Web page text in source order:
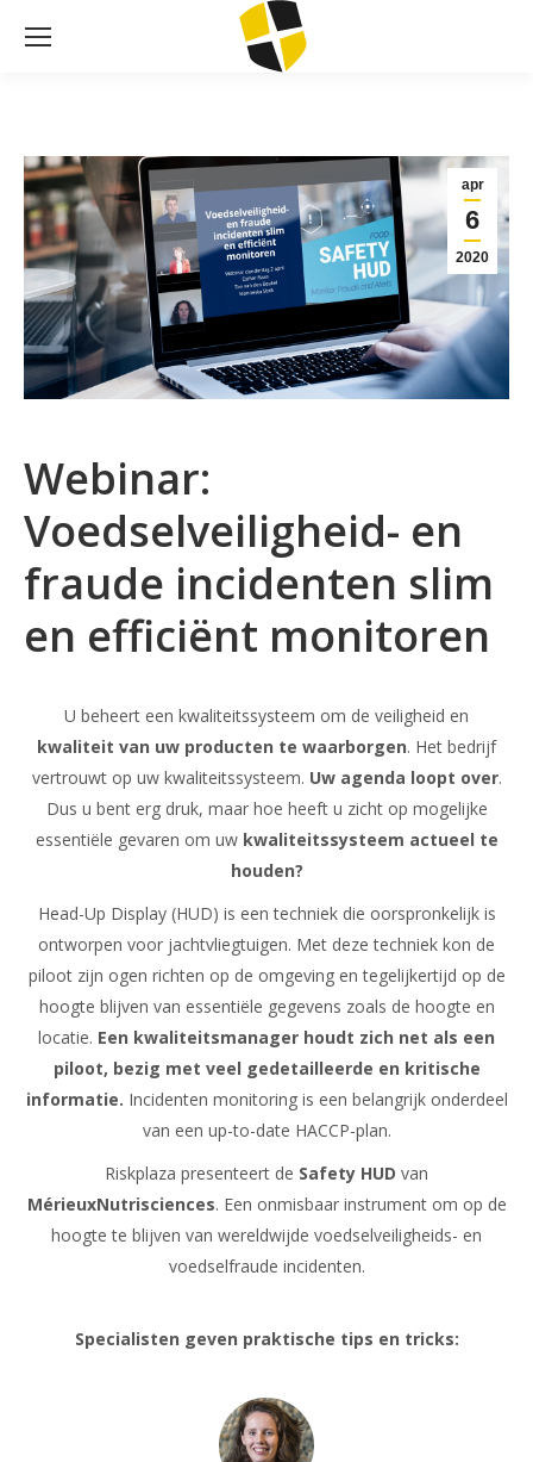
apr
6
2020
Webinar:
Voedselveiligheid- en
fraude incidenten slim
en efficiënt monitoren
U beheert een kwaliteitssysteem om de veiligheid en
kwaliteit van uw producten te waarborgen. Het bedrijf
vertrouwt op uw kwaliteitssysteem. Uw agenda loopt over.
Dus u bent erg druk, maar hoe heeft u zicht op mogelijke
essentiële gevaren om uw kwaliteitssysteem actueel te
houden?
Head-Up Display (HUD) is een techniek die oorspronkelijk is
ontworpen voor jachtvliegtuigen. Met deze techniek kon de
piloot zijn ogen richten op de omgeving en tegelijkertijd op de
hoogte blijven van essentiële gegevens zoals de hoogte en
locatie. Een kwaliteitsmanager houdt zich net als een
piloot, bezig met veel gedetailleerde en kritische
informatie. Incidenten monitoring is een belangrijk onderdeel
van een up-to-date HACCP-plan.
Riskplaza presenteert de Safety HUD van
MérieuxNutrisciences. Een onmisbaar instrument om op de
hoogte te blijven van wereldwijde voedselveiligheids- en
voedselfraude incidenten.
Specialisten geven praktische tips en tricks: